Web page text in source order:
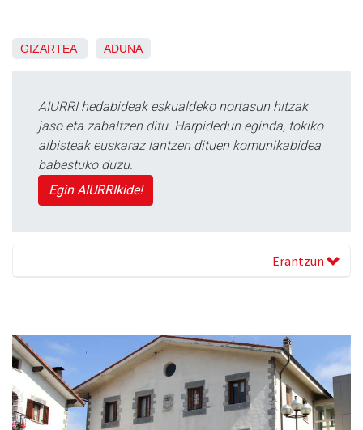
GIZARTEA ADUNA
AIURRI hedabideak eskualdeko nortasun hitzak
jaso eta zabaltzen ditu. Harpidedun eginda, tokiko
albisteak euskaraz lantzen dituen komunikabidea
babestuko duzu.
Egin AIURRIkide!
Erantzun